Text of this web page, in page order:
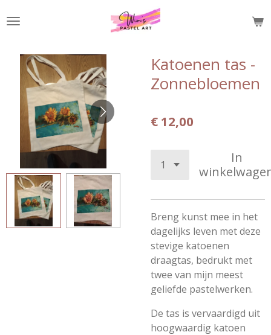
direct
hoofdinhoud
Katoenen tas -
Zonnebloemen
€ 12,00
In
Breng kunst mee in het
dagelijks leven met deze
stevige katoenen
draagtas, bedrukt met
twee van mijn meest
geliefde pastelwerken.
De tas is vervaardigd uit
hoogwaardig katoen